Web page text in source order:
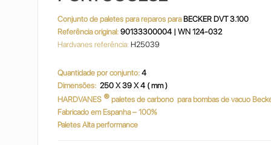
Conjunto de paletes para reparos para BECKER DVT 3.100
Referência original:90133300004 | WN 124-032
Hardvanes referência: H25039
Quantidade por conjunto:4
Dimensões: 250 X 39 X 4 ( mm )
HARDVANES ®paletes de carbono para bombas de vacuo
Fabricado em Espanha – 100%
Paletes Alta performance